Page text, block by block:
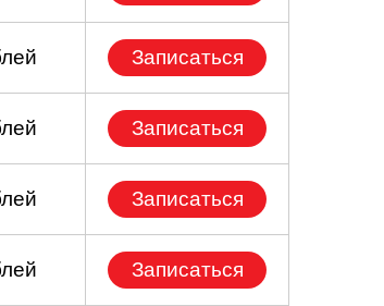
Записаться
Записаться
Записаться
Записаться